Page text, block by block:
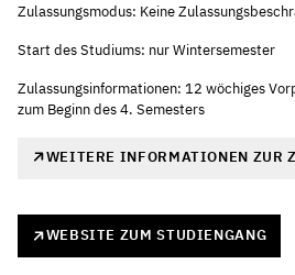
Zulassungsmodus: Keine
Start des Studiums: nur Wintersemester
Zulassungsinformationen: 12 wöchiges
zum Beginn des 4. Semesters
WEITERE INFORMATIONEN ZUR
WEBSITE ZUM STUDIENGANG